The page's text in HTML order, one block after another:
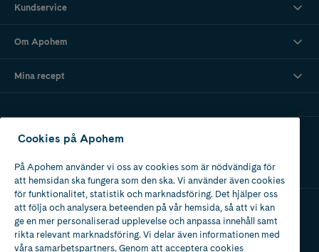
Kundservice
Om Apohem
Mina recept
Ladda ner vår app
Apotek med tillstånd
av Läkemedelsverket
Cookies på Apohem
På Apohem använder vi oss av cookies som är nödvändiga för
att hemsidan ska fungera som den ska. Vi använder även cookies
för funktionalitet, statistik och marknadsföring. Det hjälper oss
att följa och analysera beteenden på vår hemsida, så att vi kan
ge en mer personaliserad upplevelse och anpassa innehåll samt
rikta relevant marknadsföring. Vi delar även informationen med
våra samarbetspartners. Genom att acceptera cookies